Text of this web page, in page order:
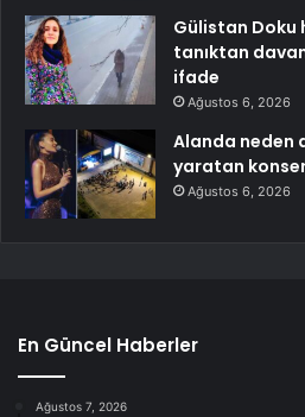
Gülistan Doku
tanıktan
ifade
Ağustos 6, 2026
Alanda neden
yaratan
Ağustos 6, 2026
En Güncel Haberler
Ağustos 7, 2026